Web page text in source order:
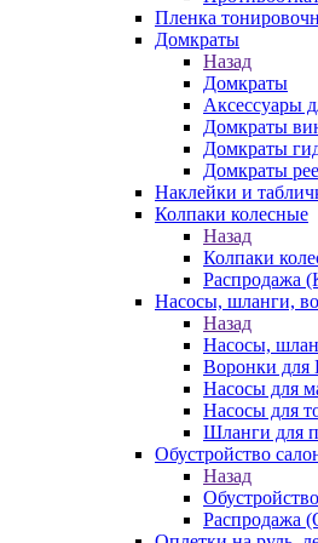
Пленка
Домкраты
Назад
Домкраты
Аксессуары
Домкраты
Домкраты
Домкраты
Наклейки и
Колпаки колесные
Назад
Колпаки
Распродажа
Насосы, шланги,
Назад
Насосы,
Воронки
Насосы для
Насосы для
Шланги для
Обустройство
Назад
Распродажа